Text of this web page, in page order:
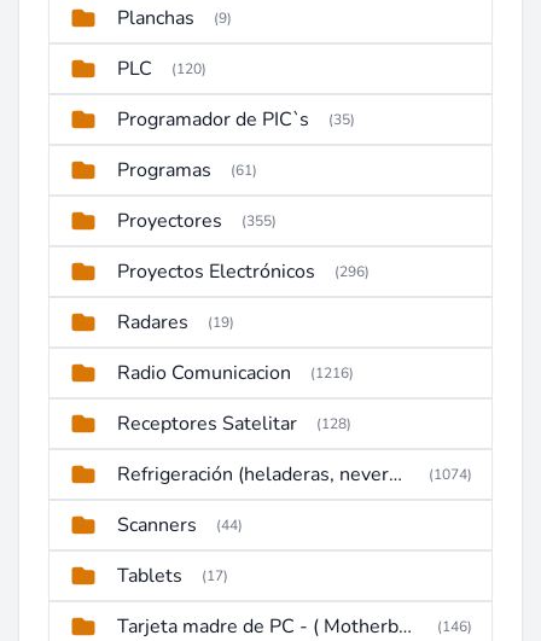
Planchas (9)
PLC (120)
Programador de PIC`s (35)
Programas (61)
Proyectores (355)
Proyectos Electrónicos (296)
Radares (19)
Radio Comunicacion (1216)
Receptores Satelitar (128)
Refrigeración (heladeras, neveras, congeladores) (1074)
Scanners (44)
Tablets (17)
Tarjeta madre de PC - ( Motherboard ) (146)